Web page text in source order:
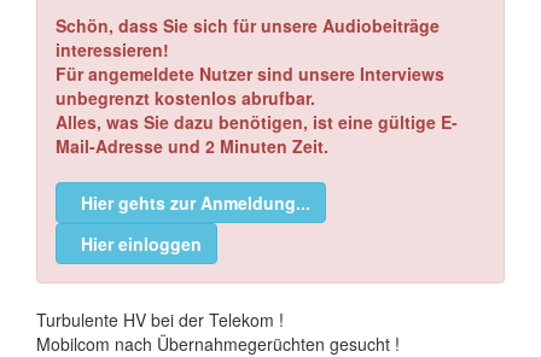
Schön, dass Sie sich für unsere Audiobeiträge
interessieren!
Für angemeldete Nutzer sind unsere Interviews
unbegrenzt kostenlos abrufbar.
Alles, was Sie dazu benötigen, ist eine gültige E-
Mail-Adresse und 2 Minuten Zeit.
Hier gehts zur Anmeldung...
Hier einloggen
Turbulente HV bei der Telekom !
Mobilcom nach Übernahmegerüchten gesucht !